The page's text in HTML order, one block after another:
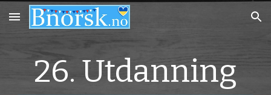
Skip to main content Skip to navigation
26. Utdanning